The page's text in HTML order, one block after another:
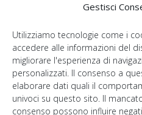
Gestisci
Utilizziamo tecnologie come i
accedere alle informazioni del
migliorare l'esperienza di
personalizzati. Il consenso a
elaborare dati quali il
univoci su questo sito. Il
consenso possono influire
ROMA: Via Casilina 98, 00182
Contattaci: